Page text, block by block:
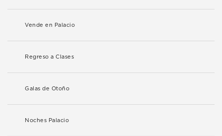
Vende en Palacio
Regreso a Clases
Galas de Otoño
Noches Palacio